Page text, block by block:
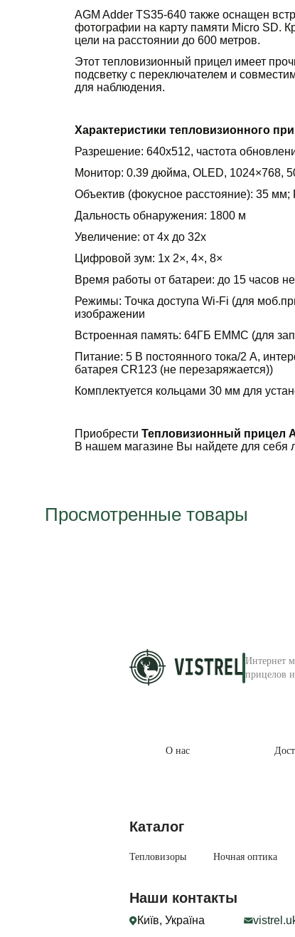
AGM Adder TS35-640 также оснащен
фотографии на карту памяти Micro SD.
цели на расстоянии до 600 метров.
Этот тепловизионный прицел имеет
подсветку с переключателем и
для наблюдения.
Характеристики тепловизионного
Разрешение: 640x512, частота
Монитор: 0.39 дюйма, OLED, 1024×768,
Объектив (фокусное расстояние): 35 мм;
Дальность обнаружения: 1800 м
Увеличение: от 4x до 32x
Цифровой зум: 1х 2×, 4×, 8×
Время работы от батареи: до 15 часов
Режимы: Точка доступа Wi-Fi (для
изображении
Встроенная память: 64ГБ EMMC (для
Питание: 5 В постоянного тока/2 А,
батарея CR123 (не перезаряжается))
Комплектуется кольцами 30 мм для
Приобрести Тепловизионный прицел
В нашем магазине Вы найдете для себя
Просмотренные товары
Интернет
прицелов
О нас
Каталог
Тепловизоры Ночная оптика
Наши контакты
Київ, Україна